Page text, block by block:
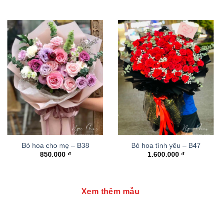
Bó hoa cho mẹ – B38
850.000 ₫
Bó hoa tình yêu – B47
1.600.000 ₫
Xem thêm mẫu